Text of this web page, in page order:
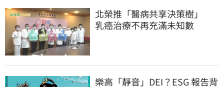
北榮推「醫病共享決策樹」
乳癌治療不再充滿未知數
樂高「靜音」DEI？ESG 報告背